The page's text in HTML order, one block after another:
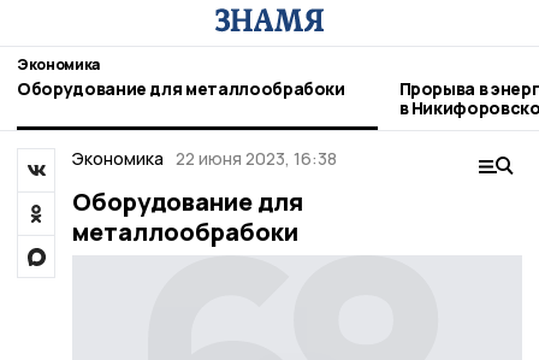
Экономика
Оборудование для металлообрабоки
Прорыва в
в
Экономика 22 июня 2023, 16:38
Оборудование для
металлообрабоки